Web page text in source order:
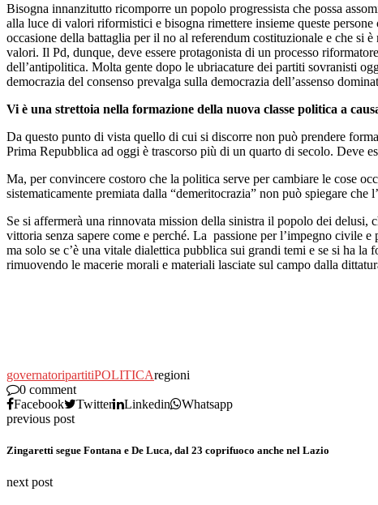
Bisogna innanzitutto ricomporre un popolo progressista che possa
alla luce di valori riformistici e bisogna rimettere insieme queste
occasione della battaglia per il no al referendum costituzionale e che si
valori. Il Pd, dunque, deve essere protagonista di un processo
dell’antipolitica. Molta gente dopo le ubriacature dei partiti sovranisti
democrazia del consenso prevalga sulla democrazia dell’assenso
Vi è una strettoia nella formazione della nuova classe politica a
Da questo punto di vista quello di cui si discorre non può prendere
Prima Repubblica ad oggi è trascorso più di un quarto di secolo. Deve
Ma, per convincere costoro che la politica serve per cambiare le cose
sistematicamente premiata dalla “demeritocrazia” non può spiegare
Se si affermerà una rinnovata mission della sinistra il popolo dei
vittoria senza sapere come e perché. La passione per l’impegno civile
ma solo se c’è una vitale dialettica pubblica sui grandi temi e se si ha
rimuovendo le macerie morali e materiali lasciate sul campo dalla
governatoripartitiPOLITICAregioni
0 comment
Facebook
Twitter Linkedin
Whatsapp
previous post
Zingaretti segue Fontana e De Luca, dal 23 coprifuoco anche nel Lazio
next post